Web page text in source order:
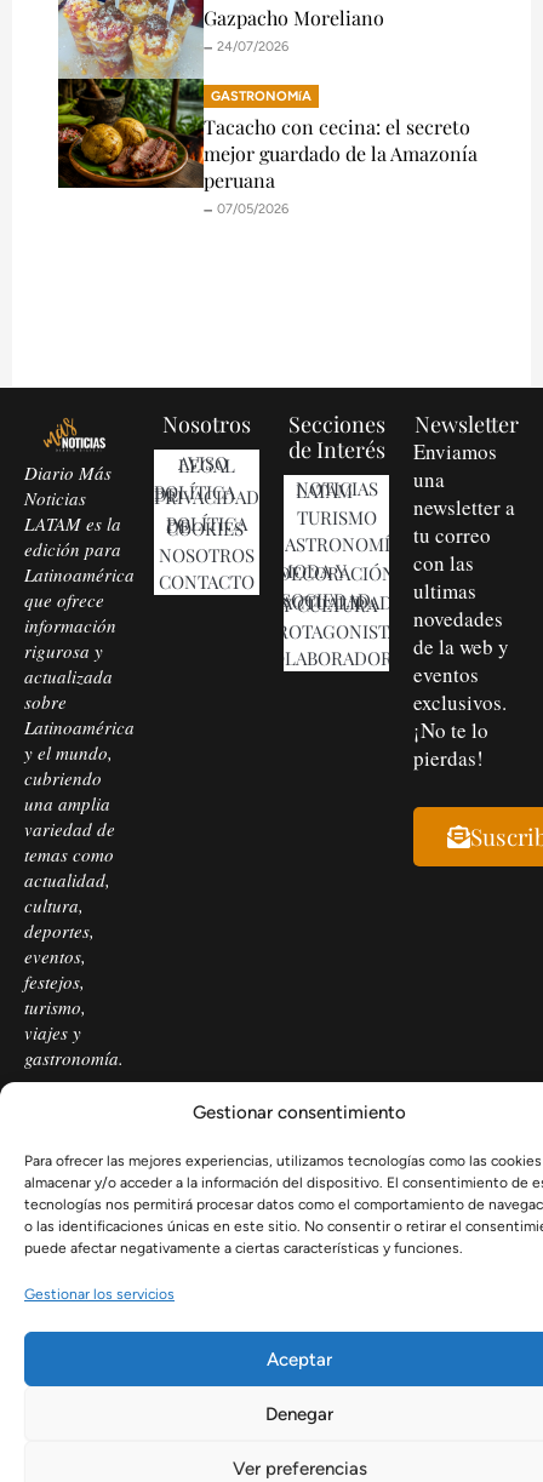
Gestionar consentimiento
Para ofrecer las mejores experiencias, utilizamos tecnologías como las cookies
almacenar y/o acceder a la información del dispositivo. El consentimiento de
tecnologías nos permitirá procesar datos como el comportamiento de
o las identificaciones únicas en este sitio. No consentir o retirar el
puede afectar negativamente a ciertas características y funciones.
Gestionar los servicios
Aceptar
Denegar
Ver preferencias
Gazpacho Moreliano
🗕️ 24/07/2026
GASTRONOMíA
Tacacho con cecina: el secreto
mejor guardado de la Amazonía
peruana
🗕️ 07/05/2026
Diario Más
Noticias
LATAM es la
edición para
Latinoamérica
que ofrece
información
rigurosa y
actualizada
sobre
Latinoamérica
y el mundo,
cubriendo
una amplia
variedad de
temas como
actualidad,
cultura,
deportes,
eventos,
festejos,
turismo,
viajes y
gastronomía.
Nosotros
AVISO LEGAL
POLÍTICA DE PRIVACIDAD
POLÍTICA DE COOKIES
NOSOTROS
CONTACTO
Secciones
de Interés
NOTICIAS LATAM
TURISMO
GASTRONOMÍA
MODA Y DECORACIÓN
SOCIEDAD, ACTUALIDAD Y CULTURA
PROTAGONISTAS
COLABORADORES
Newsletter
Enviamos
una
newsletter a
tu correo
con las
ultimas
novedades
de la web y
eventos
exclusivos.
¡No te lo
pierdas!
reservados.